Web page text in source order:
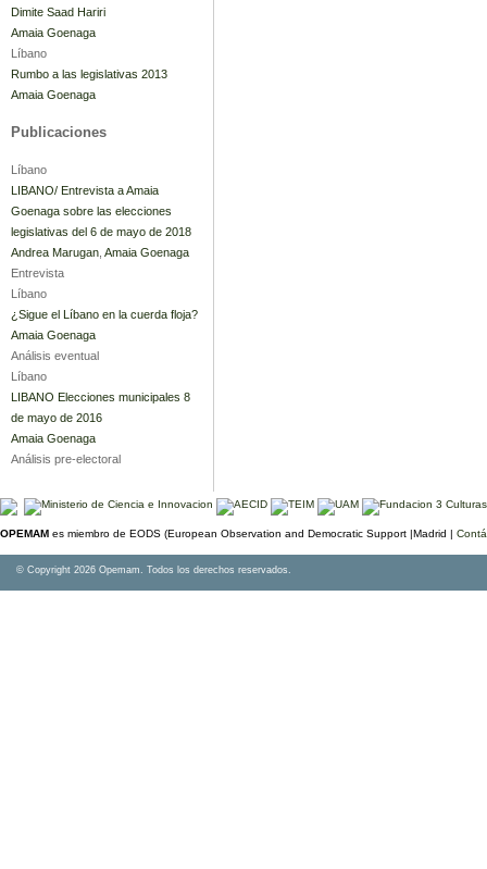
Dimite Saad Hariri
Amaia Goenaga
Líbano
Rumbo a las legislativas 2013
Amaia Goenaga
Publicaciones
Líbano
LIBANO/ Entrevista a Amaia
Goenaga sobre las elecciones
legislativas del 6 de mayo de 2018
Andrea Marugan Amaia Goenaga
Entrevista
Líbano
¿Sigue el Líbano en la cuerda floja?
Amaia Goenaga
Análisis eventual
Líbano
LIBANO Elecciones municipales 8
de mayo de 2016
Amaia Goenaga
Análisis pre-electoral
OPEMAM es miembro de EODS (European Observation and Democratic Support |Madrid |
© Copyright 2026 Opemam. Todos los derechos reservados.